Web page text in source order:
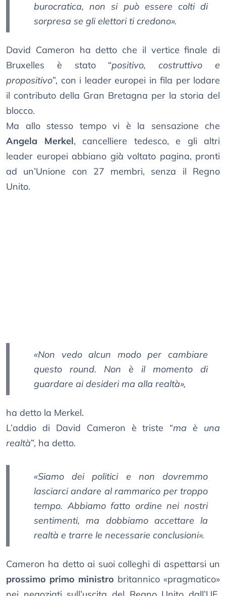
burocratica, non si può essere colti di
sorpresa se gli elettori ti credono».
David Cameron ha detto che il vertice finale di
Bruxelles è stato “positivo, costruttivo e
propositivo”, con i leader europei in fila per lodare
il contributo della Gran Bretagna per la storia del
blocco.
Ma allo stesso tempo vi è la sensazione che
Angela Merkel, cancelliere tedesco, e gli altri
leader europei abbiano già voltato pagina, pronti
ad un’Unione con 27 membri, senza il Regno
Unito.
«Non vedo alcun modo per cambiare
questo round. Non è il momento di
guardare ai desideri ma alla realtà»,
ha detto la Merkel.
L’addio di David Cameron è triste “ma è una
realtà”, ha detto.
«Siamo dei politici e non dovremmo
lasciarci andare al rammarico per troppo
tempo. Abbiamo fatto ordine nei nostri
sentimenti, ma dobbiamo accettare la
realtà e trarre le necessarie conclusioni».
Cameron ha detto ai suoi colleghi di aspettarsi un
prossimo primo ministro britannico «pragmatico»